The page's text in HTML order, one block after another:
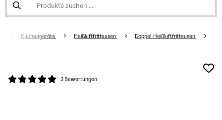
Küchengeräte Heißluftfritteusen Doppel-Heißluftfritteusen
2 Bewertungen